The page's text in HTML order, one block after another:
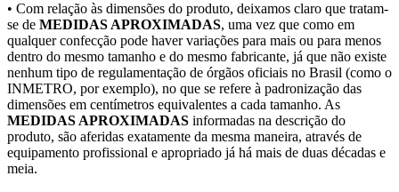
• Com relação às dimensões do produto, deixamos claro que tratam-
se de MEDIDAS APROXIMADAS, uma vez que como em
qualquer confecção pode haver variações para mais ou para menos
dentro do mesmo tamanho e do mesmo fabricante, já que não existe
nenhum tipo de regulamentação de órgãos oficiais no Brasil (como o
INMETRO, por exemplo), no que se refere à padronização das
dimensões em centímetros equivalentes a cada tamanho. As
MEDIDAS APROXIMADAS informadas na descrição do
produto, são aferidas exatamente da mesma maneira, através de
equipamento profissional e apropriado já há mais de duas décadas e
meia.